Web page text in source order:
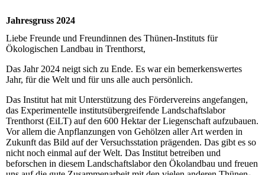
Jahresgruss 2024
Liebe Freunde und Freundinnen des Thünen-Instituts für
Ökologischen Landbau in Trenthorst,
Das Jahr 2024 neigt sich zu Ende. Es war ein bemerkenswertes
Jahr, für die Welt und für uns alle auch persönlich.
Das Institut hat mit Unterstützung des Fördervereins angefangen,
das Experimentelle institutsübergreifende Landschaftslabor
Trenthorst (EiLT) auf den 600 Hektar der Liegenschaft aufzubauen.
Vor allem die Anpflanzungen von Gehölzen aller Art werden in
Zukunft das Bild auf der Versuchsstation prägenden. Das gibt es so
nicht noch einmal auf der Welt. Das Institut betreiben und
beforschen in diesem Landschaftslabor den Ökolandbau und freuen